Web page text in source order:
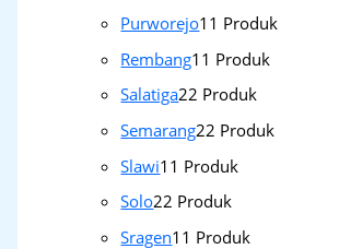
Purworejo1 1 Produk
Rembang1 1 Produk
Salatiga22 Produk
Semarang22 Produk
Slawi1 1 Produk
Solo22 Produk
Sragen1 1 Produk